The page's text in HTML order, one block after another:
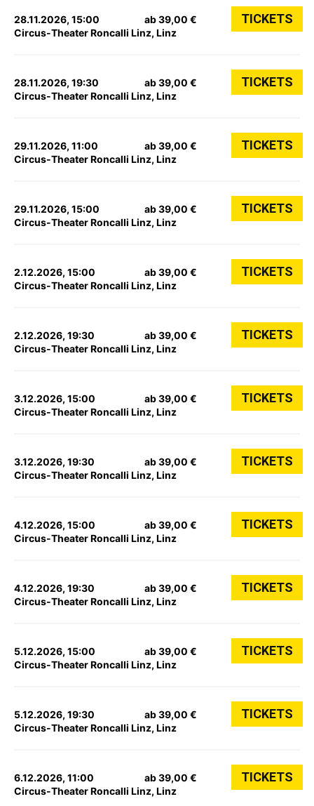
28.11.2026, 15:00
Circus-Theater Roncalli Linz, Linz
ab 39,00 € TICKETS
28.11.2026, 19:30
Circus-Theater Roncalli Linz, Linz
ab 39,00 € TICKETS
29.11.2026, 11:00
Circus-Theater Roncalli Linz, Linz
ab 39,00 € TICKETS
29.11.2026, 15:00
Circus-Theater Roncalli Linz, Linz
ab 39,00 € TICKETS
2.12.2026, 15:00
Circus-Theater Roncalli Linz, Linz
ab 39,00 € TICKETS
2.12.2026, 19:30
Circus-Theater Roncalli Linz, Linz
ab 39,00 € TICKETS
3.12.2026, 15:00
Circus-Theater Roncalli Linz, Linz
ab 39,00 € TICKETS
3.12.2026, 19:30
Circus-Theater Roncalli Linz, Linz
ab 39,00 € TICKETS
4.12.2026, 15:00
Circus-Theater Roncalli Linz, Linz
ab 39,00 € TICKETS
4.12.2026, 19:30
Circus-Theater Roncalli Linz, Linz
ab 39,00 € TICKETS
5.12.2026, 15:00
Circus-Theater Roncalli Linz, Linz
ab 39,00 € TICKETS
5.12.2026, 19:30
Circus-Theater Roncalli Linz, Linz
ab 39,00 € TICKETS
6.12.2026, 11:00
Circus-Theater Roncalli Linz, Linz
ab 39,00 € TICKETS